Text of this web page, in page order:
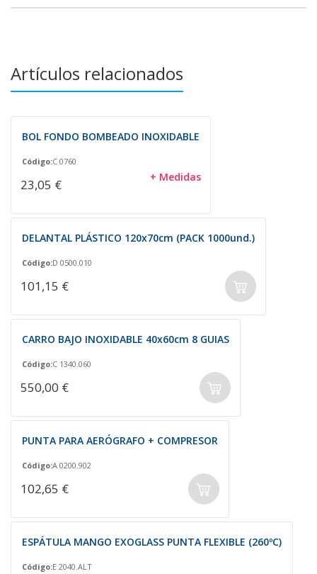
Artículos relacionados
BOL FONDO BOMBEADO INOXIDABLE
Código:C 0760
23,05 € + Medidas
DELANTAL PLÁSTICO 120x70cm (PACK 1000und.)
Código:D 0500.010
101,15 €
CARRO BAJO INOXIDABLE 40x60cm 8 GUIAS
Código:C 1340.060
550,00 €
PUNTA PARA AERÓGRAFO + COMPRESOR
Código:A 0200.902
102,65 €
ESPÁTULA MANGO EXOGLASS PUNTA FLEXIBLE (260ºC)
Código:E 2040.ALT